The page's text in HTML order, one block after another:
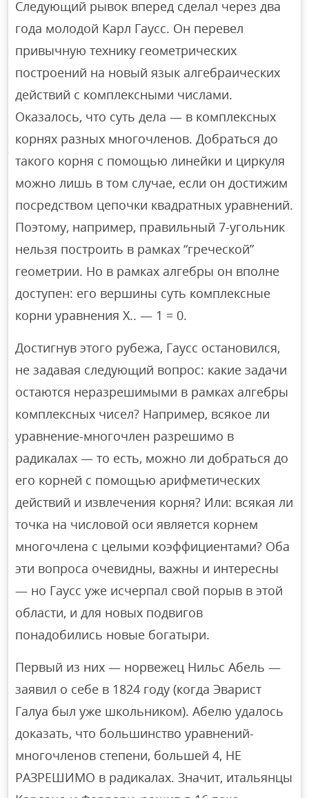
Следующий рывок вперед сделал через два
года молодой Карл Гаусс. Он перевел
привычную технику геометрических
построений на новый язык алгебраических
действий с комплексными числами.
Оказалось, что суть дела — в комплексных
корнях разных многочленов. Добраться до
такого корня с помощью линейки и циркуля
можно лишь в том случае, если он достижим
посредством цепочки квадратных уравнений.
Поэтому, например, правильный 7-угольник
нельзя построить в рамках “греческой”
геометрии. Но в рамках алгебры он вполне
доступен: его вершины суть комплексные
корни уравнения Х.. — 1 = 0.
Достигнув этого рубежа, Гаусс остановился,
не задавая следующий вопрос: какие задачи
остаются неразрешимыми в рамках алгебры
комплексных чисел? Например, всякое ли
уравнение-многочлен разрешимо в
радикалах — то есть, можно ли добраться до
его корней с помощью арифметических
действий и извлечения корня? Или: всякая ли
точка на числовой оси является корнем
многочлена с целыми коэффициентами? Оба
эти вопроса очевидны, важны и интересны
— но Гаусс уже исчерпал свой порыв в этой
области, и для новых подвигов
понадобились новые богатыри.
Первый из них — норвежец Нильс Абель —
заявил о себе в 1824 году (когда Эварист
Галуа был уже школьником). Абелю удалось
доказать, что большинство уравнений-
многочленов степени, большей 4, НЕ
РАЗРЕШИМО в радикалах. Значит, итальянцы